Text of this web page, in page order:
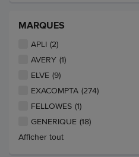
MARQUES
APLI (2)
AVERY (1)
ELVE (9)
EXACOMPTA (274)
FELLOWES (1)
GENERIQUE (18)
Afficher tout